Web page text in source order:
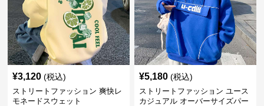
¥3,120 (税込)
ストリートファッション 爽快レ
モネードスウェット
¥5,180 (税込)
ストリートファッション ユース
カジュアル オーバーサイズパー